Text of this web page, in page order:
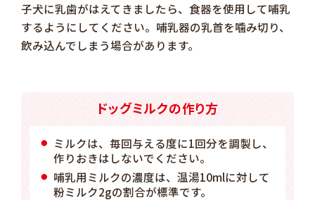
子犬に乳歯がはえてきましたら、食器を使用して哺乳
するようにしてください。哺乳器の乳首を噛み切り、
飲み込んでしまう場合があります。
ドッグミルクの作り方
ミルクは、毎回与える度に1回分を調製し、
作りおきはしないでください。
哺乳用ミルクの濃度は、温湯10mlに対して
粉ミルク2gの割合が標準です。